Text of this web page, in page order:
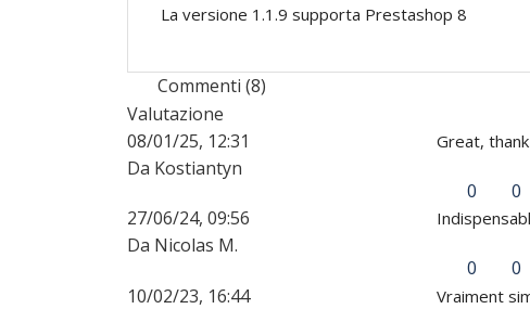
La versione 1.1.9 supporta Prestashop 8
Commenti (8)
Valutazione
08/01/25, 12:31
Da Kostiantyn
Great,
0
0
27/06/24, 09:56
Da Nicolas M.
0
0
10/02/23, 16:44
Vraiment